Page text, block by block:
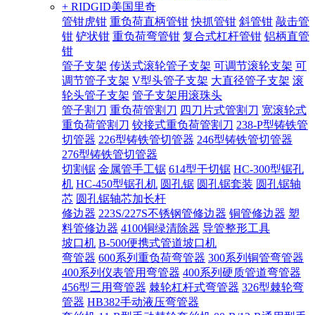
+ RIDGID美国里奇
管钳虎钳 重负荷直柄管钳 快抓管钳 斜管钳 敲击管
钳 铲状钳 重负荷弯管钳 复合式杠杆管钳 铝柄直管
钳
管子支架 传送式滚轮管子支架 可调节滚轮支架 可
调节管子支架 V型头管子支架 大直径管子支架 滚
轮头管子支架 管子支架用滚珠头
管子割刀 重负荷管割刀 四刀片式管割刀 宽滚轮式
重负荷管割刀 铰接式重负荷管割刀 238-P型铸铁管
切管器 226型铸铁管切管器 246型铸铁管切管器
276型铸铁管切管器
切割锯 金属管手工锯 614型干切锯 HC-300型锯孔
机 HC-450型锯孔机 圆孔锯 圆孔锯套装 圆孔锯轴
芯 圆孔锯轴芯加长杆
修边器 223S/227S不锈钢管修边器 铜管修边器 塑
料管修边器 4100铜绿清除器 导管整形工具
坡口机 B-500便携式管道坡口机
弯管器 600系列重负荷弯管器 300系列铜管弯管器
400系列仪表管用弯管器 400系列硬质管道弯管器
456型三用弯管器 棘轮杠杆式弯管器 326型棘轮弯
管器 HB382手动液压弯管器